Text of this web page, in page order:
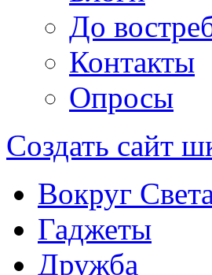
До
Контакты
Опросы
Создать сайт
Вокруг
Гаджеты
Дружба